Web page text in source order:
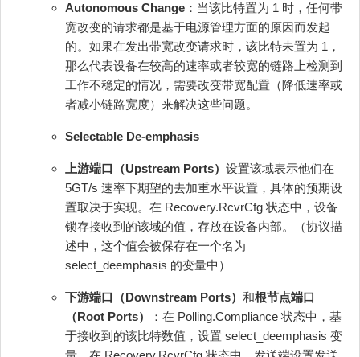
Autonomous Change ：当该比特置为 1 时，任何带
宽改变的请求都是基于电源管理方面的原因而发起
的。如果在发出带宽改变请求时，该比特未置为 1，
那么代表设备在较高的速率或者较宽的链路上检测到
工作不稳定的情况，需要改变带宽配置（降低速率或
者减小链路宽度）来解决这些问题。
Selectable De‐emphasis
上游端口（Upstream Ports） 设置该域表示他们在
5GT/s 速率下期望的去加重水平设置，具体的预期设
置取决于实现。在 Recovery.RcvrCfg 状态中，设备
锁存接收到的该域的值，存放在设备内部。（协议描
述中，这个值会被保存在一个名为
select_deemphasis 的变量中）
下游端口（Downstream Ports） 和根节点端口
（Root Ports）
：在 Polling.Compliance 状态中，基
于接收到的该比特数值，设置 select_deemphasis 变